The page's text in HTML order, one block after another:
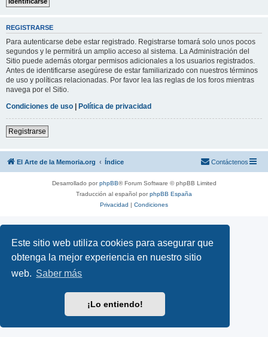
Este sitio web utiliza cookies para asegurar que
obtenga la mejor experiencia en nuestro sitio
web. Saber más
¡Lo entiendo!
REGISTRARSE
Para autenticarse debe estar registrado. Registrarse tomará solo unos pocos
segundos y le permitirá un amplio acceso al sistema. La Administración del
Sitio puede además otorgar permisos adicionales a los usuarios registrados.
Antes de identificarse asegúrese de estar familiarizado con nuestros términos
de uso y políticas relacionadas. Por favor lea las reglas de los foros mientras
navega por el Sitio.
Condiciones de uso | Política de privacidad
Registrarse
El Arte de la Memoria.org Índice Contáctenos
Desarrollado porphpBB® Forum Software © phpBB Limited
Traducción al español porphpBB España
Privacidad | Condiciones